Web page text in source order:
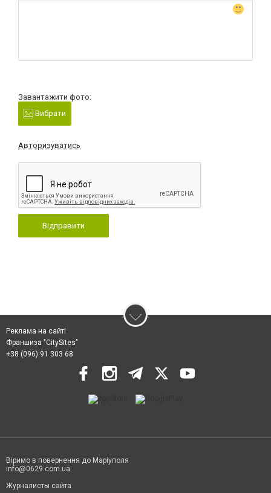
Завантажити фото:
Вибрати
Авторизуватись
Відправити
Реклама на сайті
Франшиза "CitySites"
+38 (096) 91 303 68
Віримо в повернення до Маріуполя
info@0629.com.ua
Журналисты сайта